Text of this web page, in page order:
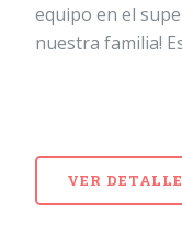
equipo en el
nuestra familia!
VER